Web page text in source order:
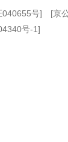
040655号] [京
号-1]